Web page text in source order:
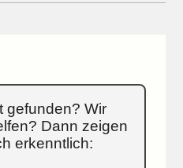
gefunden? Wir
Dann zeigen
erkenntlich: